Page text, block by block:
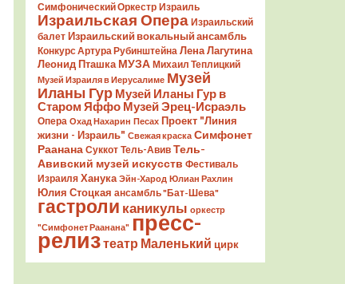
Симфонический Оркестр Израиль
Израильская Опера Израильский
балет Израильский вокальный ансамбль
Конкурс Артура Рубинштейна Лена Лагутина
Леонид Пташка МУЗА Михаил Теплицкий
Музей Израиля в Иерусалиме Музей
Иланы Гур Музей Иланы Гур в
Старом Яффо Музей Эрец-Исраэль
Опера Охад Нахарин Песах Проект "Линия
жизни - Израиль" Свежая краска Симфонет
Раанана Суккот Тель-Авив Тель-
Авивский музей искусств Фестиваль
Израиля Ханука Эйн-Харод Юлиан Рахлин
Юлия Стоцкая ансамбль "Бат-Шева"
гастроли каникулы оркестр
"Симфонет Раанана" пресс-
релизтеатр Маленький цирк